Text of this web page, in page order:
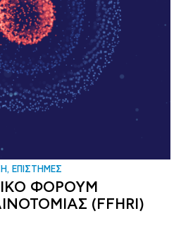
ΕΠΙΣΤΗΜΕΣ
ΦΟΡΟΥΜ
(FFHRI)